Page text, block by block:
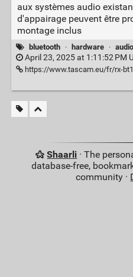
aux systèmes audio
d'appairage peuvent être
montage inclus
bluetooth · hardware · audio
April 23, 2025 at 1:11:52 PM
https://www.tascam.eu/fr/rx-
Shaarli · The
database-free,
community ·